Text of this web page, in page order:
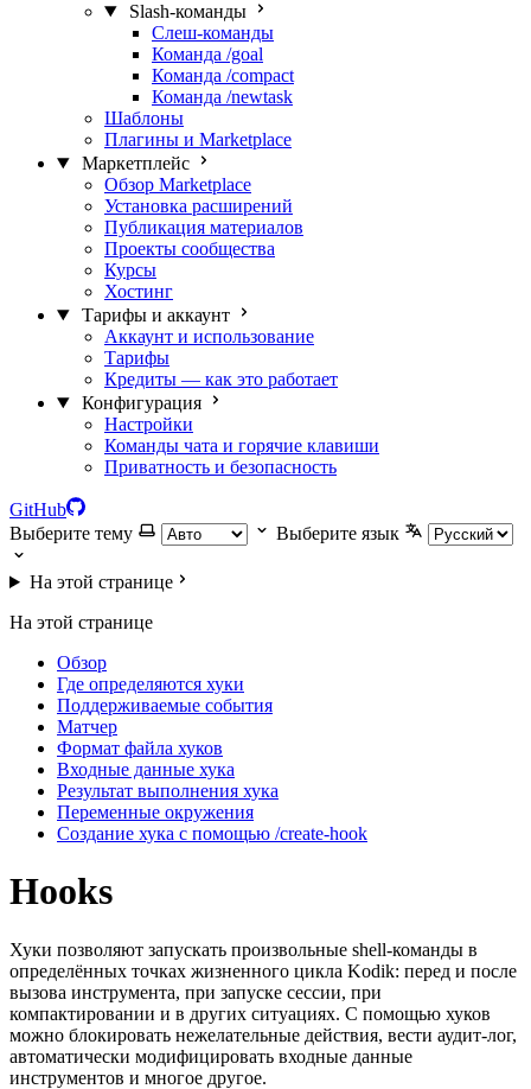
Slash-команды
Слеш-команды
Команда /goal
Команда /compact
Команда /newtask
Шаблоны
Плагины и Marketplace
Маркетплейс
Обзор Marketplace
Установка расширений
Публикация материалов
Проекты сообщества
Курсы
Хостинг
Тарифы и аккаунт
Аккаунт и использование
Тарифы
Кредиты — как это работает
Конфигурация
Настройки
Команды чата и горячие клавиши
Приватность и безопасность
GitHub
Выберите тему
Выберите язык
На этой странице
На этой странице
Обзор
Где определяются хуки
Поддерживаемые события
Матчер
Формат файла хуков
Входные данные хука
Результат выполнения хука
Переменные окружения
Создание хука с помощью /create-hook
Hooks
Хуки позволяют запускать произвольные shell-команды в
определённых точках жизненного цикла Kodik: перед и после
вызова инструмента, при запуске сессии, при
компактировании и в других ситуациях. С помощью хуков
можно блокировать нежелательные действия, вести аудит-лог,
автоматически модифицировать входные данные
инструментов и многое другое.